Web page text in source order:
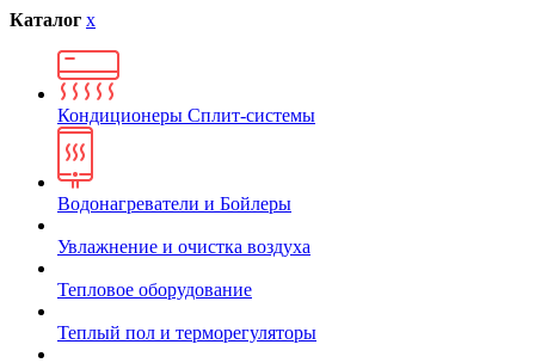
Каталог x
Кондиционеры Сплит-системы
Водонагреватели и Бойлеры
Увлажнение и очистка воздуха
Тепловое оборудование
Теплый пол и терморегуляторы